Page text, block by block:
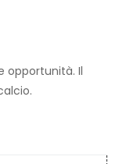
opportunità. Il